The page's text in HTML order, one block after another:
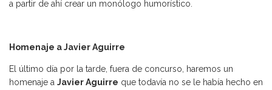
a partir de ahí crear un monólogo humorístico.
Homenaje a Javier Aguirre
El último día por la tarde, fuera de concurso, haremos un
homenaje a Javier Aguirre que todavía no se le había hecho en